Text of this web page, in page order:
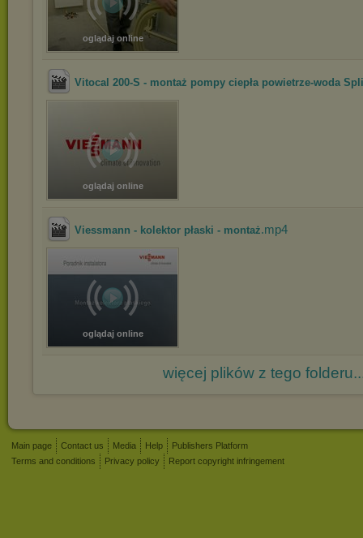
oglądaj online
Vitocal 200-S - montaż pompy ciepła powietrze-woda
oglądaj online
Viessmann - kolektor płaski - montaż.mp4
oglądaj online
więcej plików z tego
Main page Contact us Media Help
Publishers Platform
Terms and conditions
Privacy policy Report copyright infringement